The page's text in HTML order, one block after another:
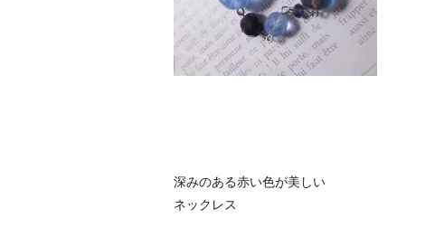
深みのある赤い色が美しい
ネックレス